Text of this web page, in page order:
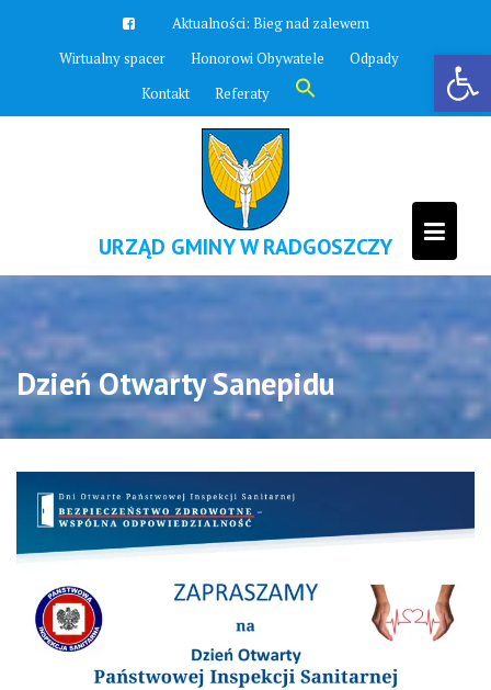
Otwórz pasek narzędzi
Aktualności:Zawyją syreny
Wirtualny spacer
Honorowi Obywatele
Odpady
Kontakt
Referaty Search
for:
Search Button
URZĄD GMINY W RADGOSZCZY
Dzień Otwarty Sanepidu